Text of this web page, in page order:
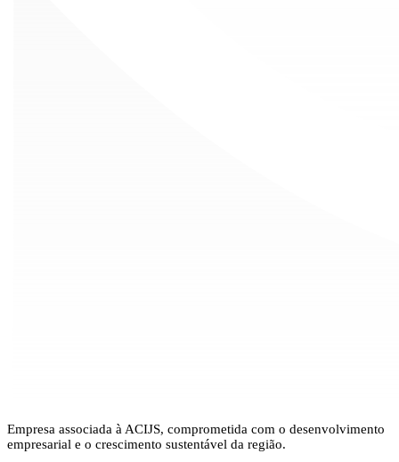
Empresa associada à ACIJS, comprometida com o desenvolvimento
empresarial e o crescimento sustentável da região.